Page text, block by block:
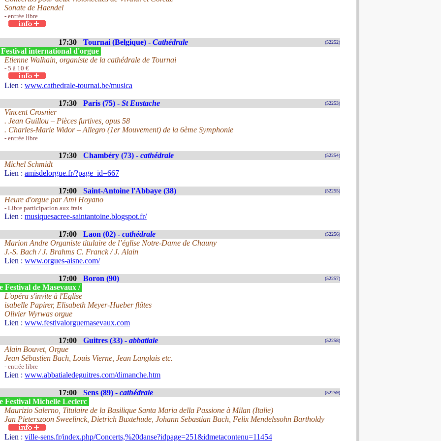
Sonate de Haendel
- entrée libre
17:30 Tournai (Belgique) - Cathédrale (52252)
international d'orgue
Etienne Walhain, organiste de la cathédrale de Tournai
- 5 à 10 €
Lien : www.cathedrale-tournai.be/musica
17:30 Paris (75) - St Eustache (52253)
Vincent Crosnier
. Jean Guillou – Pièces furtives, opus 58
. Charles-Marie Widor – Allegro (1er Mouvement) de la 6ème Symphonie
- entrée libre
17:30 Chambéry (73) - cathédrale (52254)
Michel Schmidt
Lien : amisdelorgue.fr/?page_id=667
17:00 Saint-Antoine l'Abbaye (38) (52255)
Heure d'orgue par Ami Hoyano
- Libre participation aux frais
Lien : musiquesacree-saintantoine.blogspot.fr/
17:00 Laon (02) - cathédrale (52256)
Marion Andre Organiste titulaire de l’église Notre-Dame de Chauny
J.-S. Bach / J. Brahms C. Franck / J. Alain
Lien : www.orgues-aisne.com/
17:00 Boron (90) (52257)
Festival de Masevaux /
L'opéra s'invite à l'Eglise
isabelle Papirer, Elisabeth Meyer-Hueber flûtes
Olivier Wyrwas orgue
Lien : www.festivalorguemasevaux.com
17:00 Guitres (33) - abbatiale (52258)
Alain Bouvet, Orgue
Jean Sébastien Bach, Louis Vierne, Jean Langlais etc.
- entrée libre
Lien : www.abbatialedeguitres.com/dimanche.htm
17:00 Sens (89) - cathédrale (52259)
Festival Michelle Leclerc
Maurizio Salerno, Titulaire de la Basilique Santa Maria della Passione à Milan (Italie)
Jan Pieterszoon Sweelinck, Dietrich Buxtehude, Johann Sebastian Bach, Felix Mendelssohn Bartholdy
Lien : ville-sens.fr/index.php/Concerts,%20danse?idpage=251&idmetacontenu=11454